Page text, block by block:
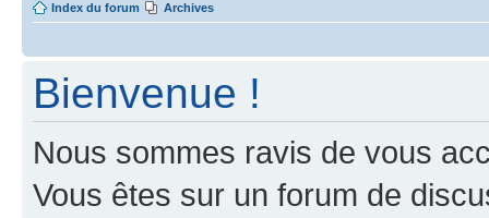
Index du forum Archives
Bienvenue !
Nous sommes ravis de vous
Vous êtes sur un forum de